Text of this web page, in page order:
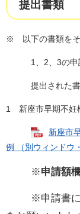
提出書類
※ 以下の書類をそ
1、2、3の申請
提出された書類
1 新座市早期不妊
新座市
例 （別ウィンドウ
※申請額
※申請書に